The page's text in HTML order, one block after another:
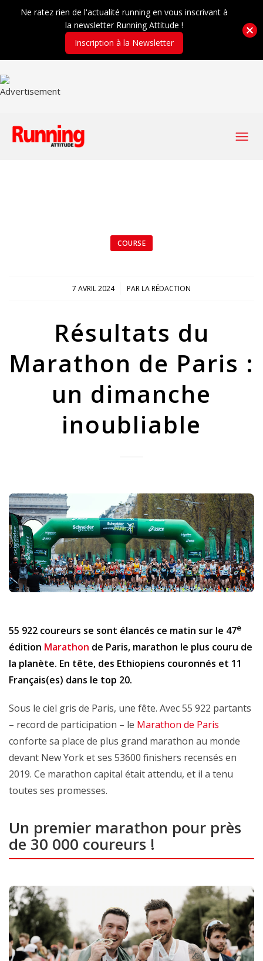
COURSE
7 AVRIL 2024
/ PARLA RÉDACTION
Résultats du
Marathon de Paris :
un dimanche
inoubliable
55 922 coureurs se sont élancés ce matin sur le 47e
édition Marathon de Paris, marathon le plus couru de
la planète. En tête, des Ethiopiens couronnés et 11
Français(es) dans le top 20.
Sous le ciel gris de Paris, une fête. Avec 55 922 partants
– record de participation – le Marathon de Paris
conforte sa place de plus grand marathon au monde
devant New York et ses 53600 finishers recensés en
2019. Ce marathon capital était attendu, et il a tenu
toutes ses promesses.
Un premier marathon pour près
de 30 000 coureurs !
Ne ratez rien de l'actualité running en vous inscrivant à
la newsletter Running Attitude !
Inscription à la Newsletter